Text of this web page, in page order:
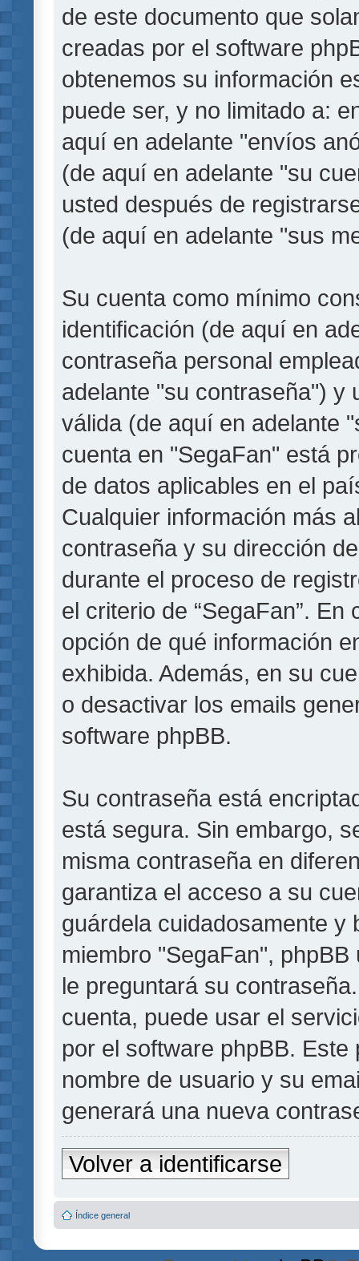
de este documento que
creadas por el software
obtenemos su información
puede ser, y no limitado a:
aquí en adelante "envíos
(de aquí en adelante "su
usted después de
(de aquí en adelante "sus
Su cuenta como mínimo
identificación (de aquí en
contraseña personal
adelante "su contraseña") y
válida (de aquí en adelante
cuenta en "SegaFan" está
de datos aplicables en el
Cualquier información más
contraseña y su dirección
durante el proceso de
el criterio de “SegaFan”.
opción de qué información
exhibida. Además, en su
o desactivar los emails
software phpBB.
Su contraseña está
está segura. Sin embargo,
misma contraseña en
garantiza el acceso a su
guárdela cuidadosamente y
miembro "SegaFan",
le preguntará su
cuenta, puede usar el
por el software phpBB.
nombre de usuario y su
generará una nueva
Volver a identificarse
Índice general